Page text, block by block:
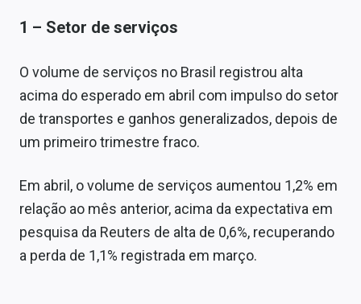
1 – Setor de serviços
O volume de serviços no Brasil registrou alta
acima do esperado em abril com impulso do setor
de transportes e ganhos generalizados, depois de
um primeiro trimestre fraco.
Em abril, o volume de serviços aumentou 1,2% em
relação ao mês anterior, acima da expectativa em
pesquisa da Reuters de alta de 0,6%, recuperando
a perda de 1,1% registrada em março.